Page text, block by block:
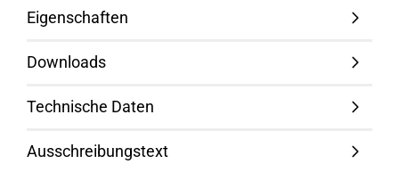
Eigenschaften
Downloads
Technische Daten
Ausschreibungstext